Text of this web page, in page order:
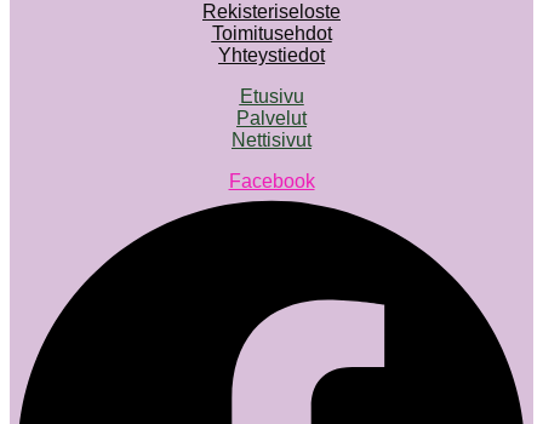
Rekisteriseloste
Toimitusehdot
Yhteystiedot
Etusivu
Palvelut
Nettisivut
Facebook